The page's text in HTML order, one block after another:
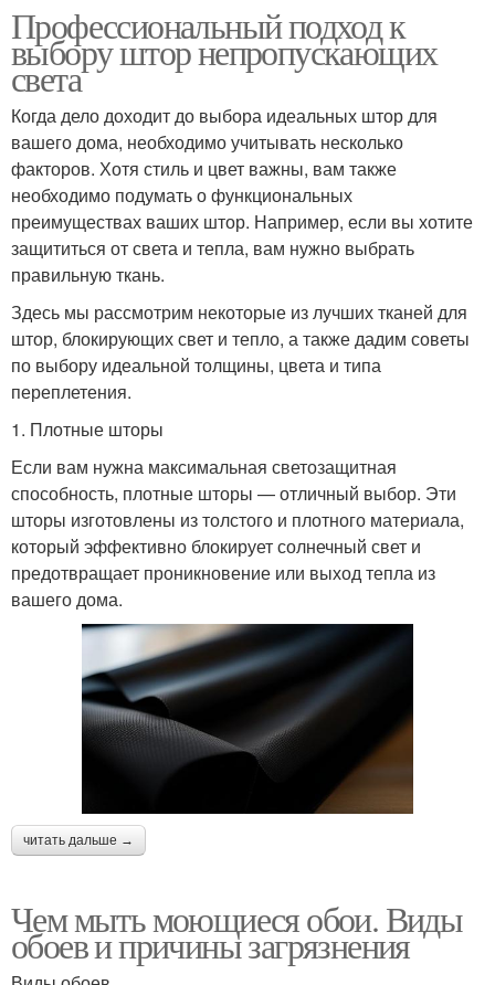
Профессиональный подход к
выбору штор непропускающих
света
Когда дело доходит до выбора идеальных штор для
вашего дома, необходимо учитывать несколько
факторов. Хотя стиль и цвет важны, вам также
необходимо подумать о функциональных
преимуществах ваших штор. Например, если вы хотите
защититься от света и тепла, вам нужно выбрать
правильную ткань.
Здесь мы рассмотрим некоторые из лучших тканей для
штор, блокирующих свет и тепло, а также дадим советы
по выбору идеальной толщины, цвета и типа
переплетения.
1. Плотные шторы
Если вам нужна максимальная светозащитная
способность, плотные шторы — отличный выбор. Эти
шторы изготовлены из толстого и плотного материала,
который эффективно блокирует солнечный свет и
предотвращает проникновение или выход тепла из
вашего дома.
читать дальше →
Чем мыть моющиеся обои. Виды
обоев и причины загрязнения